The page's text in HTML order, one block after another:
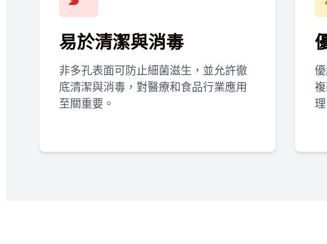
易於清潔與消毒
非多孔表面可防止細菌滋生，並允許徹
底清潔與消毒，對醫療和食品行業應用
至關重要。